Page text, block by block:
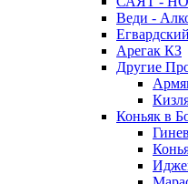
Веди -
Арегак КЗ
Другие
Коньяк в